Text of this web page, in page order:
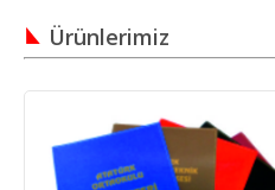
Ürünlerimiz